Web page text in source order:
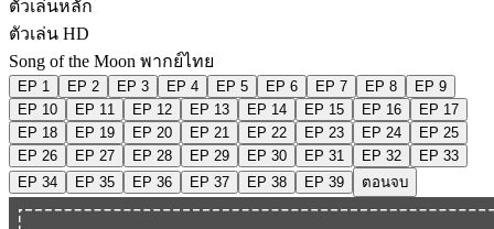
ตัวเล่นหลัก
ตัวเล่น HD
Song of the Moon พากย์ไทย
EP 1 EP 2 EP 3 EP 4 EP 5 EP 6 EP 7 EP 8
EP 9
EP 10
EP 11 EP 12 EP 13 EP 14 EP 15 EP 16
EP 17
EP 18
EP 19 EP 20 EP 21 EP 22 EP 23 EP 24
EP 25
EP 26
EP 27 EP 28 EP 29 EP 30 EP 31 EP 32
EP 33
EP 34
EP 35 EP 36 EP 37 EP 38 EP 39 ตอนจบ